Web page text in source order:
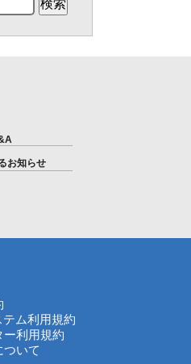
お知らせ
ム利用規約
ー利用規約
ついて